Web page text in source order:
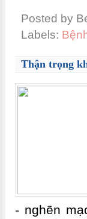
Posted by
Labels:
Thận trọng
- nghẽn